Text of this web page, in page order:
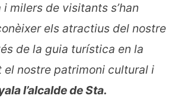
milers de visitants s’han
els atractius del nostre
de la guia turística en la
el nostre patrimoni cultural i
l’alcalde de Sta.